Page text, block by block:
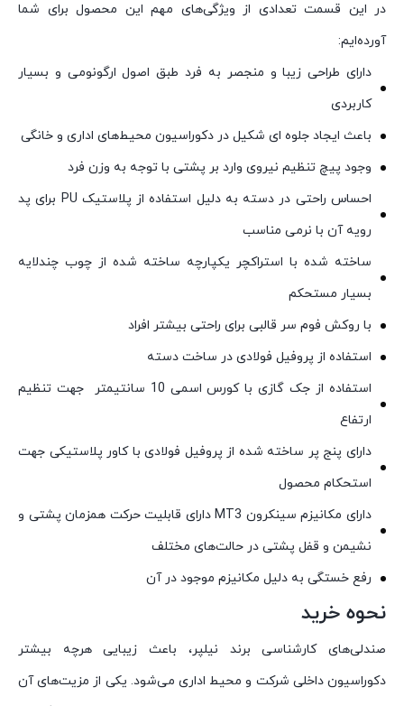
در این قسمت تعدادی از ویژگی‌های مهم این محصول برای شما
آورده‌ایم:
دارای طراحی زیبا و منجصر به فرد طبق اصول ارگونومی و بسیار
کاربردی
باعث ایجاد جلوه ای شکیل در دکوراسیون محیط‌های اداری و خانگی
وجود پیچ تنظیم نیروی وارد بر پشتی با توجه به وزن فرد
احساس راحتی در دسته به دلیل استفاده از پلاستیک PU برای پد
رویه آن با نرمی مناسب
ساخته شده با استراکچر یکپارچه ساخته شده از چوب چندلایه
بسیار مستحکم
با روکش فوم سر قالبی برای راحتی بیشتر افراد
استفاده از پروفیل فولادی در ساخت دسته
استفاده از جک گازی با کورس اسمی 10 سانتیمتر جهت تنظیم
ارتفاع
دارای پنج پر ساخته شده از پروفیل فولادی با کاور پلاستیکی جهت
استحکام محصول
دارای مکانیزم سینکرون MT3 دارای قابلیت حرکت همزمان پشتی و
نشیمن و قفل پشتی در حالت‌های مختلف
رفع خستگی به دلیل مکانیزم موجود در آن
نحوه خرید
صندلی‌های کارشناسی برند نیلپر، باعث زیبایی هرچه بیشتر
دکوراسیون داخلی شرکت و محیط اداری می‌شود. یکی از مزیت‌های آن